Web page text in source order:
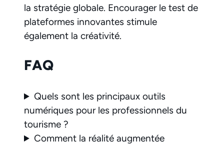
la stratégie globale. Encourager le test de
plateformes innovantes stimule
également la créativité.
FAQ
Quels sont les principaux outils
numériques pour les professionnels du
tourisme ?
Comment la réalité augmentée